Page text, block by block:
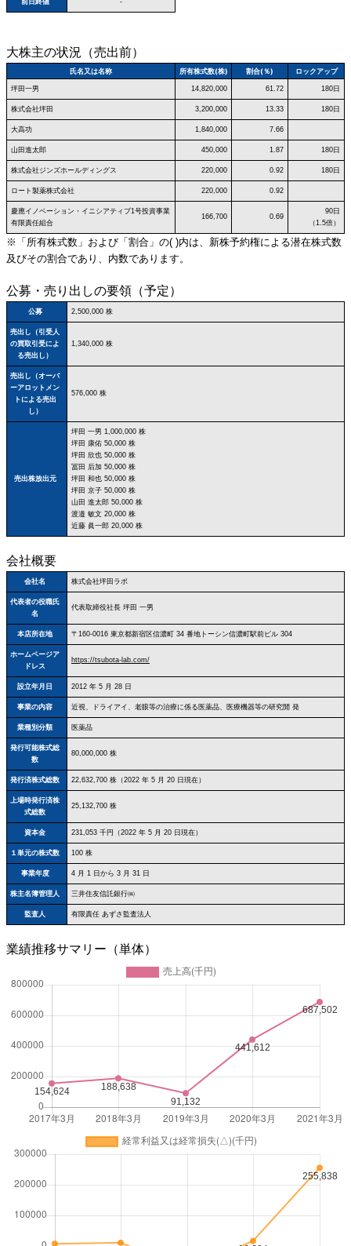
大株主の状況（売出前）
氏名又は名称 所有株式数(株) 割合(％) ロックアップ
坪田一男 14,820,000 61.72 180日
株式会社坪田 3,200,000 13.33 180日
大高功 1,840,000 7.66
山田進太郎 450,000 1.87 180日
株式会社ジンズホールディングス 220,000 0.92 180日
ロート製薬株式会社 220,000 0.92
慶應イノベーション・イニシアティブ1号投資事業
有限責任組合
166,700 0.69
90日
（1.5倍）
※「所有株式数」および「割合」の( )内は、新株予約権による潜在株式数
及びその割合であり、内数であります。
公募・売り出しの要領（予定）
公募 2,500,000 株
売出し（引受人
の買取引受によ
る売出し）
1,340,000 株
売出し（オーバ
ーアロットメン
トによる売出
し）
576,000 株
売出株放出元
坪田 一男 1,000,000 株
坪田 康佑 50,000 株
坪田 欣也 50,000 株
冨田 后加 50,000 株
坪田 和也 50,000 株
坪田 京子 50,000 株
山田 進太郎 50,000 株
渡邉 敏文 20,000 株
近藤 眞一郎 20,000 株
会社概要
会社名 株式会社坪田ラボ
代表者の役職氏
名
代表取締役社長 坪田 一男
本店所在地 〒160‐0016 東京都新宿区信濃町 34 番地トーシン信濃町駅前ビル 304
ホームページア
ドレス
https://tsubota-lab.com/
設立年月日 2012 年 5 月 28 日
事業の内容 近視、ドライアイ、老眼等の治療に係る医薬品、医療機器等の研究開 発
業種別分類 医薬品
発行可能株式総
数
80,000,000 株
発行済株式総数 22,632,700 株（2022 年 5 月 20 日現在）
上場時発行済株
式総数
25,132,700 株
資本金 231,053 千円（2022 年 5 月 20 日現在）
１単元の株式数 100 株
事業年度 4 月 1 日から 3 月 31 日
株主名簿管理人 三井住友信託銀行㈱
監査人 有限責任 あずさ監査法人
業績推移サマリー（単体）